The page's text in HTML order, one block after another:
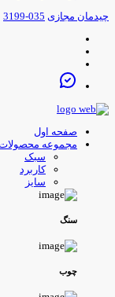
مجازی 035-3199
صفحه اول
مجموعه محصولات
سبک
کاربرد
سایز
سنگ
چوب